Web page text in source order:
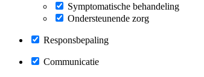
Symptomatische behandeling
Ondersteunende zorg
Responsbepaling
Communicatie